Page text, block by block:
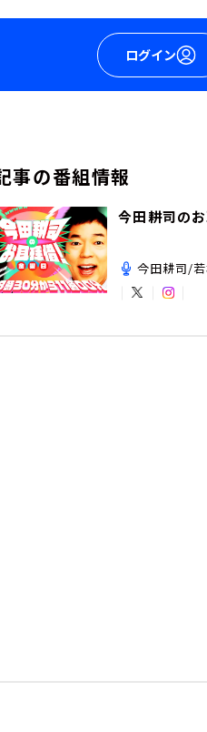
ログイン
事の番組情報
今田耕司の
今田耕司/